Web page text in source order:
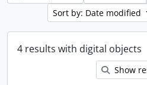
Sort by: Date modified
4 results with digital objects
Show